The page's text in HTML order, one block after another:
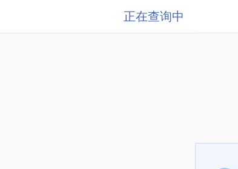
正在查询中